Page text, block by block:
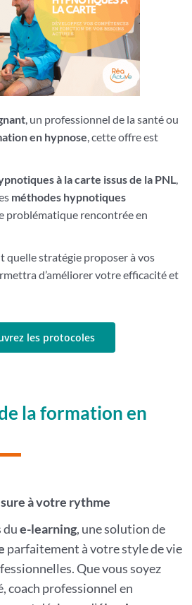
, un professionnel de la santé ou
en hypnose, cette offre est
à la carte issus de la PNL,
méthodes hypnotiques
problématique rencontrée en
quelle stratégie proposer à vos
d’améliorer votre efficacité et
les protocoles
la formation en
à votre rythme
due-learning, une solution de
parfaitement à votre style de vie
Que vous soyez
coach professionnel en